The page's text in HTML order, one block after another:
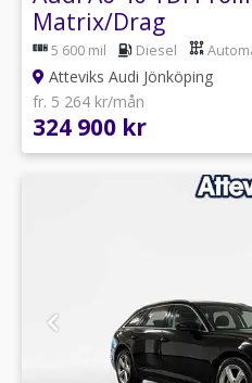
Matrix/Drag
5 600 mil Diesel
Atteviks Audi Jönköping
fr. 5 264 kr/mån
324 900 kr